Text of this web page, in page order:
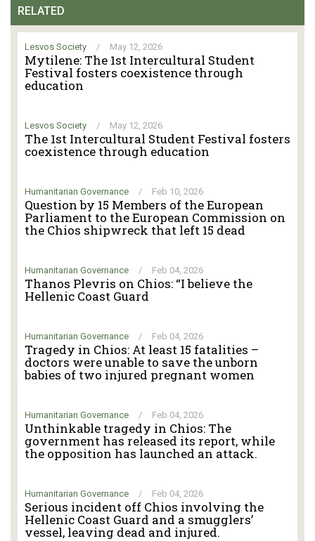
RELATED
Lesvos Society / May 12, 2026
Mytilene: The 1st Intercultural Student
Festival fosters coexistence through
education
Lesvos Society / May 12, 2026
The 1st Intercultural Student Festival fosters
coexistence through education
Humanitarian Governance / Feb 10, 2026
Question by 15 Members of the European
Parliament to the European Commission on
the Chios shipwreck that left 15 dead
Humanitarian Governance / Feb 04, 2026
Thanos Plevris on Chios: “I believe the
Hellenic Coast Guard
Humanitarian Governance / Feb 04, 2026
Tragedy in Chios: At least 15 fatalities –
doctors were unable to save the unborn
babies of two injured pregnant women
Humanitarian Governance / Feb 04, 2026
Unthinkable tragedy in Chios: The
government has released its report, while
the opposition has launched an attack.
Humanitarian Governance / Feb 04, 2026
Serious incident off Chios involving the
Hellenic Coast Guard and a smugglers’
vessel, leaving dead and injured.